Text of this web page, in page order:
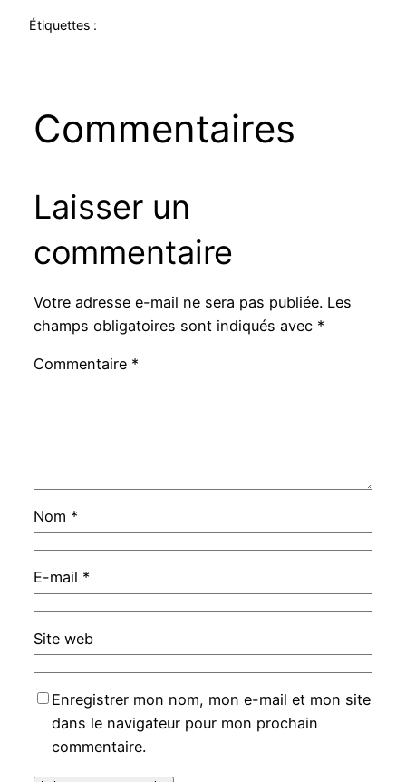
Étiquettes :
Commentaires
Laisser un
commentaire
Votre adresse e-mail ne sera pas publiée. Les
champs obligatoires sont indiqués avec *
Commentaire *
Nom *
E-mail *
Site web
Enregistrer mon nom, mon e-mail et mon site
dans le navigateur pour mon prochain
commentaire.